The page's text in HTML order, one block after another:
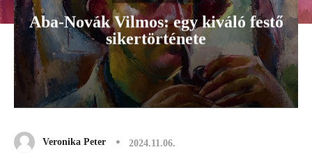
Aba-Novák Vilmos: egy kiváló festő
sikertörténete
Veronika Peter 2024.11.06.